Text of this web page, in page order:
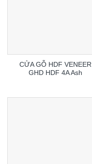
CỬA GỖ HDF VENEER
GHD HDF 4A Ash